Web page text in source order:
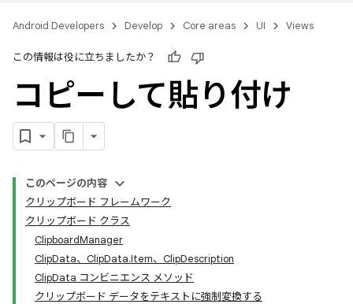
Android Developers Develop Core areas UI Views
この情報は役に立ちましたか？
コピーして貼り付け
このページの内容
クリップボード フレームワーク
クリップボード クラス
ClipboardManager
ClipData、ClipData.Item、ClipDescription
ClipData コンビニエンス メソッド
クリップボード データをテキストに強制変換する